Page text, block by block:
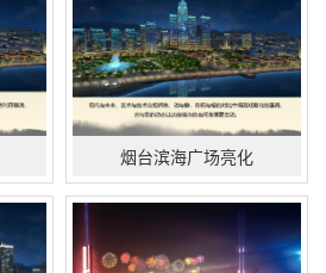
烟台滨海广场亮化